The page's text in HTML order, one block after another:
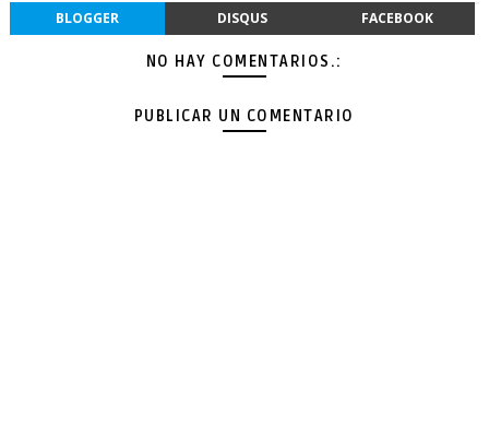
BLOGGER DISQUS FACEBOOK
NO HAY COMENTARIOS.:
PUBLICAR UN COMENTARIO